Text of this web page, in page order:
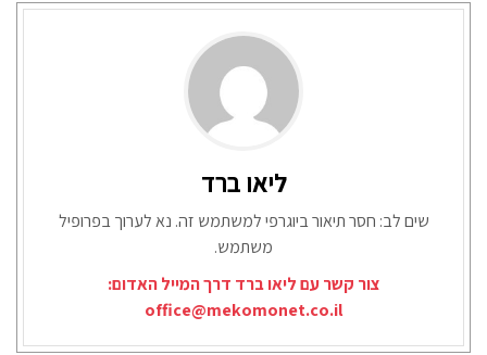
ליאו ברד
שים לב: חסר תיאור ביוגרפי למשתמש זה. נא לערוך בפרופיל
משתמש.
צור קשר עם ליאו ברד דרך המייל האדום:
office@mekomonet.co.il